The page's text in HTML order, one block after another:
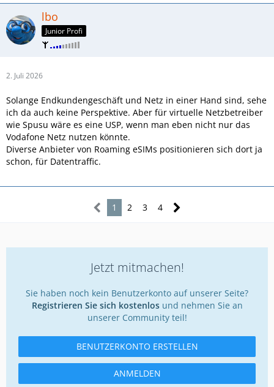
lbo
Junior Profi
2. Juli 2026
Solange Endkundengeschäft und Netz in einer Hand sind, sehe
ich da auch keine Perspektive. Aber für virtuelle Netzbetreiber
wie Spusu wäre es eine USP, wenn man eben nicht nur das
Vodafone Netz nutzen könnte.
Diverse Anbieter von Roaming eSIMs positionieren sich dort ja
schon, für Datentraffic.
1 2 3 4
Jetzt mitmachen!
Sie haben noch kein Benutzerkonto auf unserer Seite?
Registrieren Sie sich kostenlosund nehmen Sie an
unserer Community teil!
BENUTZERKONTO ERSTELLEN
ANMELDEN